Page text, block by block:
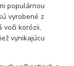
populárnou
vyrobené z
korózii,
vynikajúcu